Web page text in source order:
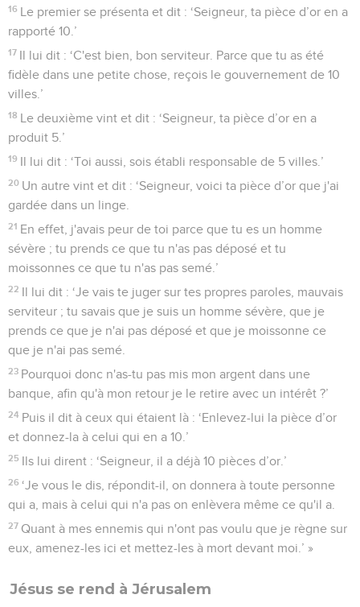
16 Le premier se présenta et dit : ‘Seigneur, ta pièce d’or en a
rapporté 10.’
17 Il lui dit : ‘C'est bien, bon serviteur. Parce que tu as été
fidèle dans une petite chose, reçois le gouvernement de 10
villes.’
18 Le deuxième vint et dit : ‘Seigneur, ta pièce d’or en a
produit 5.’
19 Il lui dit : ‘Toi aussi, sois établi responsable de 5 villes.’
20 Un autre vint et dit : ‘Seigneur, voici ta pièce d’or que j'ai
gardée dans un linge.
21 En effet, j'avais peur de toi parce que tu es un homme
sévère ; tu prends ce que tu n'as pas déposé et tu
moissonnes ce que tu n'as pas semé.’
22 Il lui dit : ‘Je vais te juger sur tes propres paroles, mauvais
serviteur ; tu savais que je suis un homme sévère, que je
prends ce que je n'ai pas déposé et que je moissonne ce
que je n'ai pas semé.
23 Pourquoi donc n'as-tu pas mis mon argent dans une
banque, afin qu'à mon retour je le retire avec un intérêt ?’
24 Puis il dit à ceux qui étaient là : ‘Enlevez-lui la pièce d’or
et donnez-la à celui qui en a 10.’
25 Ils lui dirent : ‘Seigneur, il a déjà 10 pièces d’or.’
26 ‘Je vous le dis, répondit-il, on donnera à toute personne
qui a, mais à celui qui n'a pas on enlèvera même ce qu'il a.
27 Quant à mes ennemis qui n'ont pas voulu que je règne sur
eux, amenez-les ici et mettez-les à mort devant moi.’ »
Jésus se rend à Jérusalem